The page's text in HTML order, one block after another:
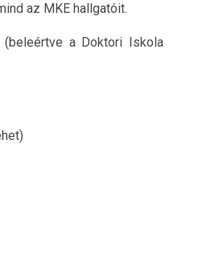
az MKE hallgatóit.
(beleértve a Doktori Iskola